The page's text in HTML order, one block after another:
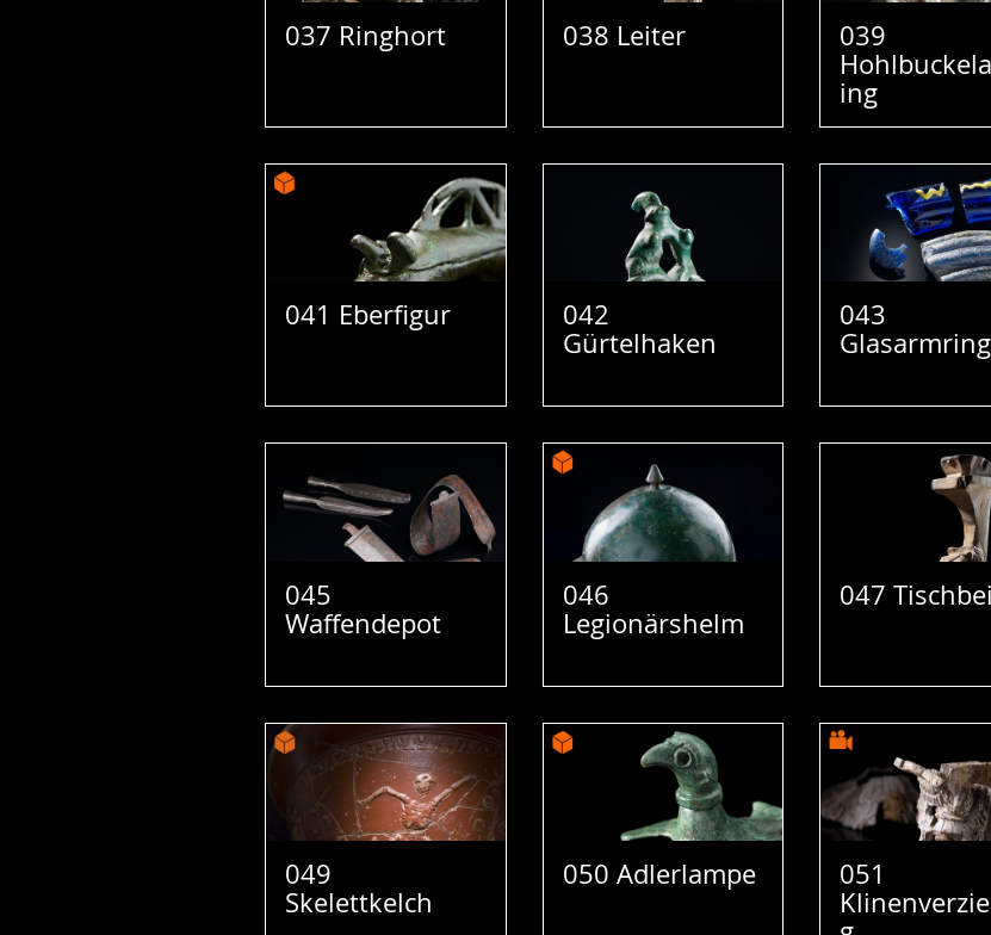
037 Ringhort 038 Leiter
039
ing
041 Eberfigur
042
Gürtelhaken
043
045
Waffendepot
046
Legionärshelm
047
049
Skelettkelch
050 Adlerlampe
051